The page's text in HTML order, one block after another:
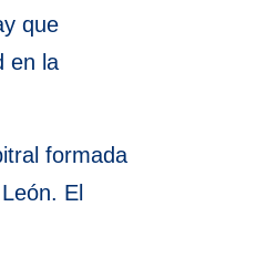
que
en la
formada
El